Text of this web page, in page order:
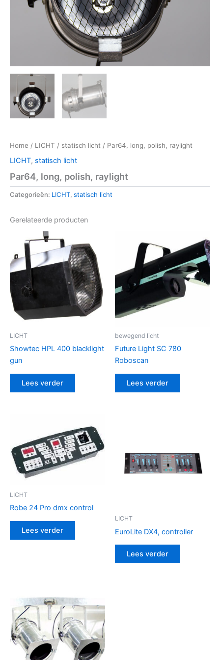
Home / LICHT / statisch licht / Par64, long, polish, raylight
LICHT, statisch licht
Par64, long, polish, raylight
Categorieën: LICHT, statisch licht
Gerelateerde producten
LICHT
Showtec HPL 400 blacklight
gun
Lees verder
bewegend licht
Future Light SC 780
Roboscan
Lees verder
LICHT
Robe 24 Pro dmx control
Lees verder
LICHT
EuroLite DX4, controller
Lees verder